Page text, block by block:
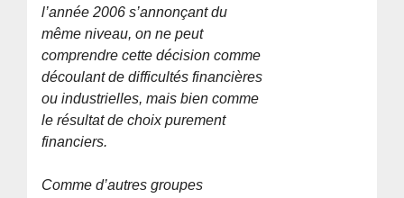
l’année 2006 s’annonçant du
même niveau, on ne peut
comprendre cette décision comme
découlant de difficultés financières
ou industrielles, mais bien comme
le résultat de choix purement
financiers.
Comme d’autres groupes